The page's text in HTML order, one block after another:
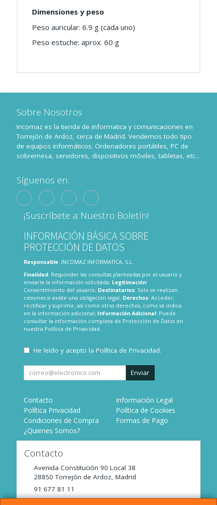
Dimensiones y peso
Peso auricular: 6.9 g (cada uno)
Peso estuche: aprox. 60 g
Sobre Nosotros
Incomaz es la tienda de informatica y comunicaciones en
Torrejón de Ardoz, cerca de Madrid. Vendemos todo tipo
de equipos informáticos. Ordenadores portátiles, PC de
sobremesa, servidores, dispositivos móviles, tabletas, etc...
Síguenos en:
¡Suscríbete a Nuestro Boletín!
INFORMACIÓN BÁSICA SOBRE
PROTECCIÓN DE DATOS
Responsable: INCOMAZ INFORMATICA, S.L.
Finalidad: Responder las consultas planteadas por el usuario y
enviarle la información solicitada; Legitimación:
Consentimiento del usuario; Destinatarios: Solo se realizan
cesiones si existe una obligación legal; Derechos: Acceder,
rectificar y suprimir, así como otros derechos, como se indica
en la información adicional; Información Adicional: Puede
consultar la información completa de Protección de Datos en
nuestra Política de Privacidad.
He leído y acepto la Política de Privacidad.
Enviar
Contacto
Información Legal
Política Privacidad
Política de Cookies
Condiciones de Compra
Formas de Pago
¿Quienes Somos?
Contacto
Avenida Constitución 90 Local 38
28850 Torrejón de Ardoz, Madrid
91 677 81 11
tienda@incomaz.com